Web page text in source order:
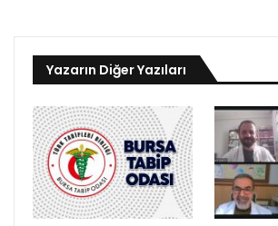
Yazarın Diğer Yazıları